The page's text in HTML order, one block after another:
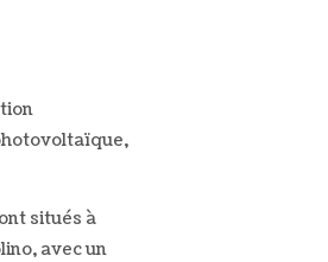
situés à
avec un